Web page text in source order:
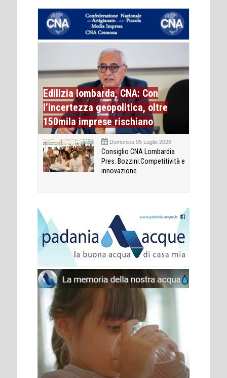
Edilizia lombarda, CNA: Con
l’incertezza geopolitica, oltre
150mila imprese rischiano
Domenica 05 Luglio 2026
Consiglio CNA Lombardia
Pres. Bozzini:Competitività e
innovazione